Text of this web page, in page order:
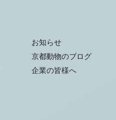
お知らせ
京都動物のブログ
企業の皆様へ